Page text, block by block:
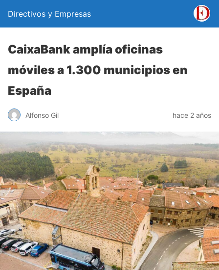
Directivos y Empresas
CaixaBank amplía oficinas
móviles a 1.300 municipios en
España
Alfonso Gil hace 2 años